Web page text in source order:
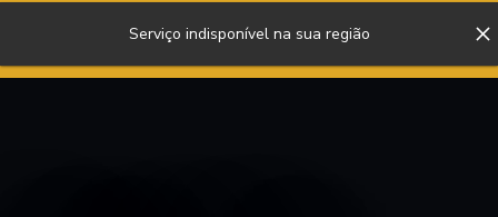
Serviço indisponível na sua região